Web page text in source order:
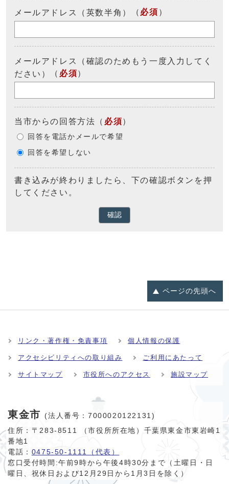
メールアドレス（英数半角） （ 必須 ）
メールアドレス（確認のためもう一度入力してく
ださい）
（ 必須）
当市からの回答方法 （ 必須）
回答を電話かメールで希望
回答を希望しない
書き込みが終わりましたら、下の確認ボタンを押
してください。
確認
ページの先頭へ
リンク・著作権・免責事項 個人情報の保護
アクセシビリティへの取り組み ご利用にあたって
サイトマップ 市役所へのアクセス 施設マップ
東金市
(法人番号：7000020122131)
住所：〒283-8511 （市役所所在地）千葉県東金市東岩崎1
番地1
電話： 0475-50-1111（代表）
窓口受付時間:午前9時から午後4時30分まで（土曜日・日
曜日、祝休日および12月29日から1月3日を除く）